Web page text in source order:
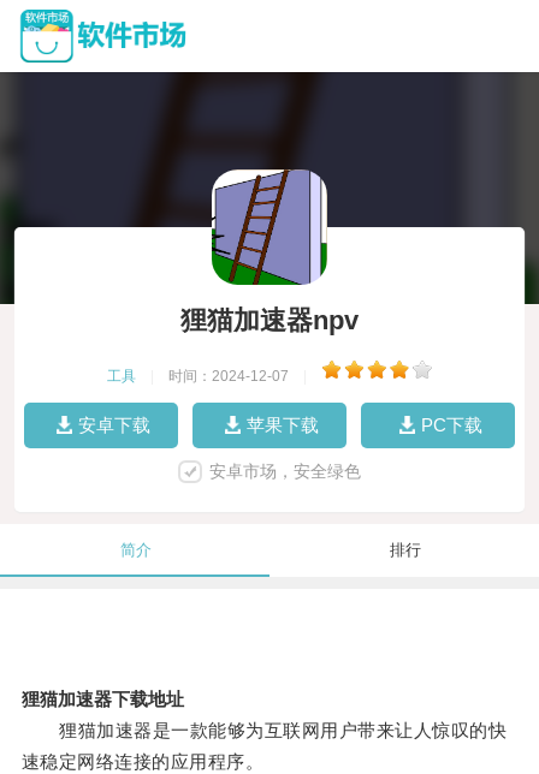
狸猫加速器npv
工具 时间：2024-12-07
安卓下载 苹果下载 PC下载
安卓市场，安全绿色
简介 排行
狸猫加速器下载地址
狸猫加速器是一款能够为互联网用户带来让人惊叹的快
速稳定网络连接的应用程序。